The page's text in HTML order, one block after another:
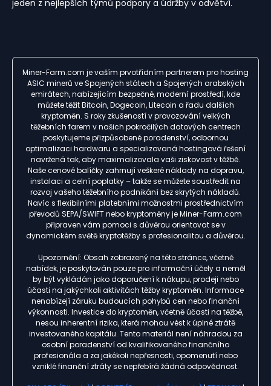
jeden z nejlepších týmů podpory a údržby v odvětví.
Miner-Farm.com je vaším prvotřídním partnerem pro hosting
ASIC minerů ve Spojených státech a Spojených arabských
emirátech, nabízejícím bezpečné, moderní prostředí, kde
můžete těžit Bitcoin, Dogecoin, Litecoin a řadu dalších
kryptoměn. S roky zkušeností v provozování velkých
těžebních farem v našich pokročilých datových centrech
poskytujeme přizpůsobené poradenství, odbornou
optimalizaci hardwaru a specializovaná hostingová řešení
navržená tak, aby maximalizovala vaši ziskovost v těžbě.
Naše cenové balíčky zahrnují veškeré náklady na dopravu,
instalaci a celní poplatky – takže se můžete soustředit na
rozvoj vašeho těžebního podnikání bez skrytých nákladů.
Navíc s flexibilními platebními možnostmi prostřednictvím
převodů SEPA/SWIFT nebo kryptoměny je Miner-Farm.com
připraven vám pomoci s důvěrou orientovat se v
dynamickém světě kryptotěžby s profesionalitou a důvěrou.
Upozornění: Obsah zobrazený na této stránce, včetně
nabídek, je poskytován pouze pro informační účely a neměl
by být vykládán jako doporučení k nákupu, prodeji nebo
účasti na jakýchkoli aktivitách těžby kryptoměn. Informace
nenabízejí záruku budoucích pohybů cen nebo finanční
výkonnosti. Investice do kryptoměn, včetně účasti na těžbě,
nesou inherentní rizika, která mohou vést k úplné ztrátě
investovaného kapitálu. Tento materiál není náhradou za
osobní poradenství od kvalifikovaného finančního
profesionála a za jakékoli nepřesnosti, opomenutí nebo
vzniklé finanční ztráty se nepřebírá žádná odpovědnost.